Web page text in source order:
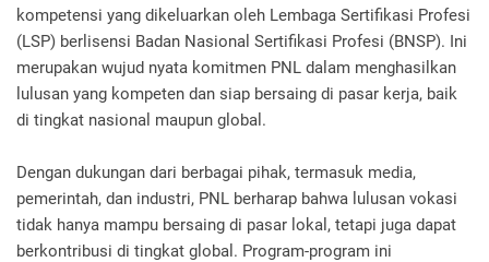
kompetensi yang dikeluarkan oleh Lembaga Sertifikasi Profesi
(LSP) berlisensi Badan Nasional Sertifikasi Profesi (BNSP). Ini
merupakan wujud nyata komitmen PNL dalam menghasilkan
lulusan yang kompeten dan siap bersaing di pasar kerja, baik
di tingkat nasional maupun global.
Dengan dukungan dari berbagai pihak, termasuk media,
pemerintah, dan industri, PNL berharap bahwa lulusan vokasi
tidak hanya mampu bersaing di pasar lokal, tetapi juga dapat
berkontribusi di tingkat global. Program-program ini